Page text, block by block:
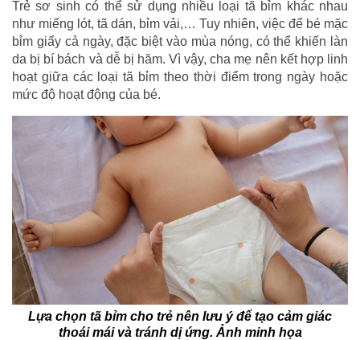
Trẻ sơ sinh có thể sử dụng nhiều loại tã bỉm khác nhau
như miếng lót, tã dán, bỉm vải,… Tuy nhiên, việc để bé mặc
bỉm giấy cả ngày, đặc biệt vào mùa nóng, có thể khiến làn
da bị bí bách và dễ bị hăm. Vì vậy, cha mẹ nên kết hợp linh
hoạt giữa các loại tã bỉm theo thời điểm trong ngày hoặc
mức độ hoạt động của bé.
Lựa chọn tã bỉm cho trẻ nên lưu ý để tạo cảm giác
thoái mái và tránh dị ứng. Ảnh minh họa